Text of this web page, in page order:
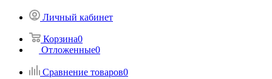
Личный кабинет
Корзина0
Отложенные0
Сравнение товаров0